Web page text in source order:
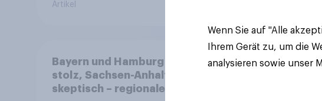
Artikel
Bayern und Hamburg
stolz, Sachsen-Anhalt
skeptisch – regionale
Wenn Sie auf "Alle
Ihrem Gerät zu, um die
analysieren sowie unser